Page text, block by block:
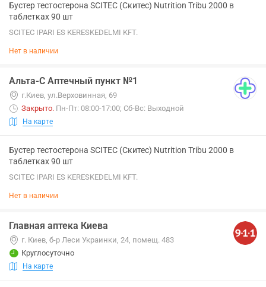
Бустер тестостерона SCITEC (Скитес) Nutrition Tribu 2000 в
таблетках 90 шт
SCITEC IPARI ES KERESKEDELMI KFT.
Нет в наличии
Альта-С Аптечный пункт №1
г.Киев, ул.Верховинная, 69
Закрыто. Пн-Пт: 08:00-17:00; Сб-Вс: Выходной
На карте
Бустер тестостерона SCITEC (Скитес) Nutrition Tribu 2000 в
таблетках 90 шт
SCITEC IPARI ES KERESKEDELMI KFT.
Нет в наличии
Главная аптека Киева
г. Киев, б-р Леси Украинки, 24, помещ. 483
Круглосуточно
На карте